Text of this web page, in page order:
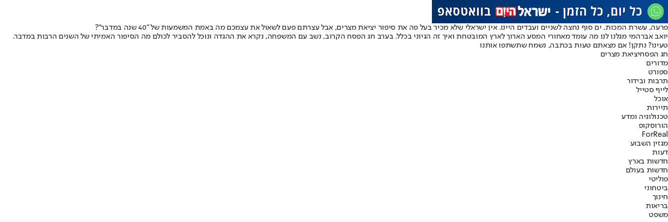
פרעה, עשרת המכות, ים סוף נחצה לשניים ועבדים היינו. אין ישראלי שלא מכיר בעל פה את סיפור יציאת מצרים, אבל עצרתם פעם לשאול את עצמכם מה באמת המשמעות של "40 שנה במדבר"?
יואב אברהמי מגלנו לנו מה עומד מאחורי המסע הארוך לארץ המובטחת ואיך זה הגיוני בכלל. בערב חג הפסח הקרוב, נשב עם המשפחה, נקרא את ההגדה ונוכל להסביר לכולם מה הסיפור האמיתי של השנים הרבות במדבר.
טעינו? נתקן! אם מצאתם טעות בכתבה, נשמח שתשתפו אותנו
חג הפסחיציאת מצרים
מדורים
ספורט
תרבות ובידור
לייף סטייל
אוכל
תיירות
טכנולוגיה ומדע
הורוסקופ
ForReal
מגזין השבוע
דעות
חדשות בארץ
חדשות בעולם
פוליטי
ביטחוני
חינוך
בריאות
משפט